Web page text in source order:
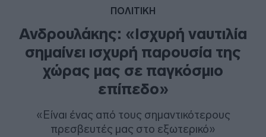
ΠΟΛΙΤΙΚΗ
Ανδρουλάκης: «Ισχυρή ναυτιλία
σημαίνει ισχυρή παρουσία της
χώρας μας σε παγκόσμιο
επίπεδο»
«Είναι ένας από τους σημαντικότερους
πρεσβευτές μας στο εξωτερικό»